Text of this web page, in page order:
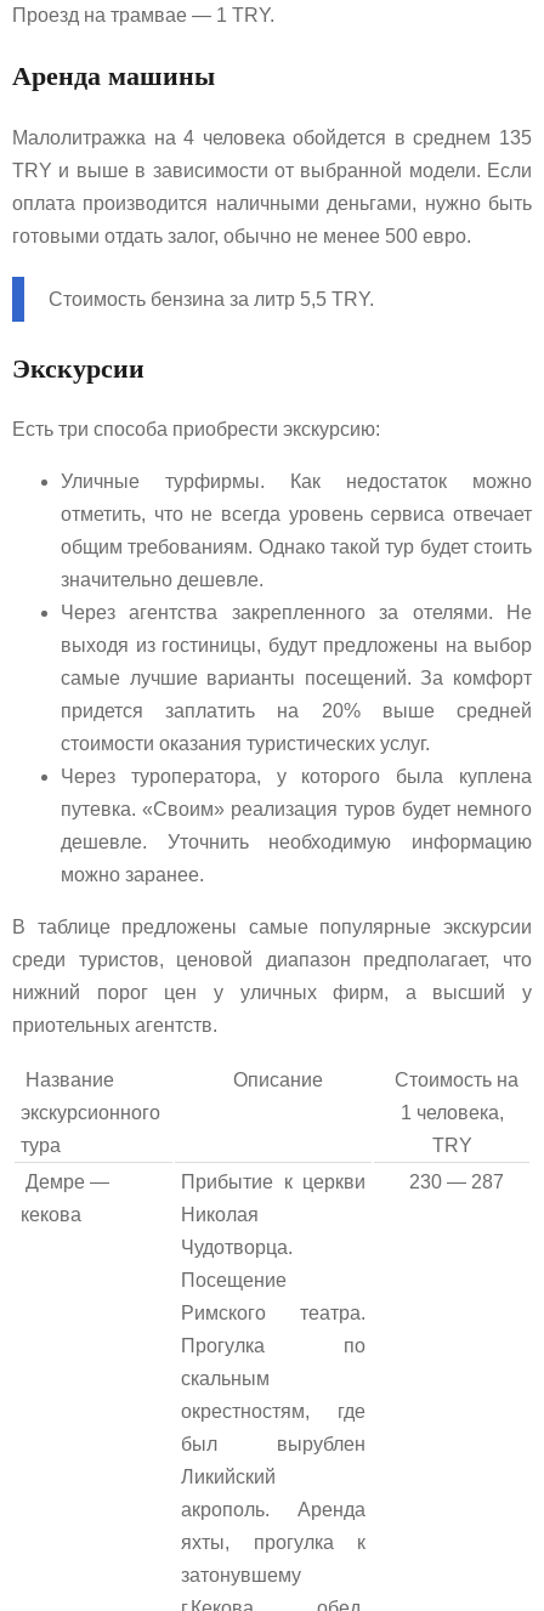
Проезд на трамвае — 1 TRY.
Аренда машины
Малолитражка на 4 человека обойдется в среднем 135
TRY и выше в зависимости от выбранной модели. Если
оплата производится наличными деньгами, нужно быть
готовыми отдать залог, обычно не менее 500 евро.
Стоимость бензина за литр 5,5 TRY.
Экскурсии
Есть три способа приобрести экскурсию:
Уличные турфирмы. Как недостаток можно
отметить, что не всегда уровень сервиса отвечает
общим требованиям. Однако такой тур будет стоить
значительно дешевле.
Через агентства закрепленного за отелями. Не
выходя из гостиницы, будут предложены на выбор
самые лучшие варианты посещений. За комфорт
придется заплатить на 20% выше средней
стоимости оказания туристических услуг.
Через туроператора, у которого была куплена
путевка. «Своим» реализация туров будет немного
дешевле. Уточнить необходимую информацию
можно заранее.
В таблице предложены самые популярные экскурсии
среди туристов, ценовой диапазон предполагает, что
нижний порог цен у уличных фирм, а высший у
приотельных агентств.
Название
экскурсионного
тура
Описание
Стоимость на
1 человека,
TRY
Демре —
кекова
Прибытие к церкви
Николая
Чудотворца.
Посещение
Римского театра.
Прогулка по
скальным
окрестностям, где
был вырублен
Ликийский
акрополь. Аренда
яхты, прогулка к
затонувшему
230 — 287